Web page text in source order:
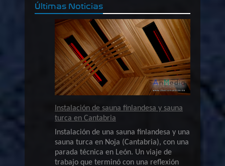
Últimas Noticias
Instalación de sauna finlandesa y sauna
turca en Cantabria
Instalación de una sauna finlandesa y una
sauna turca en Noja (Cantabria), con una
parada técnica en León. Un viaje de
trabajo que terminó con una reflexión